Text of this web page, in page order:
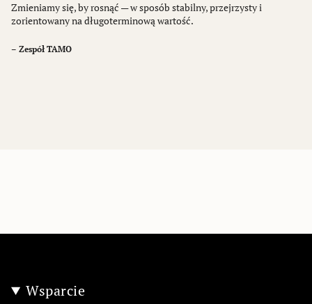
Zmieniamy się, by rosnąć — w sposób stabilny, przejrzysty i
zorientowany na długoterminową wartość.
– Zespół TAMO
Wsparcie